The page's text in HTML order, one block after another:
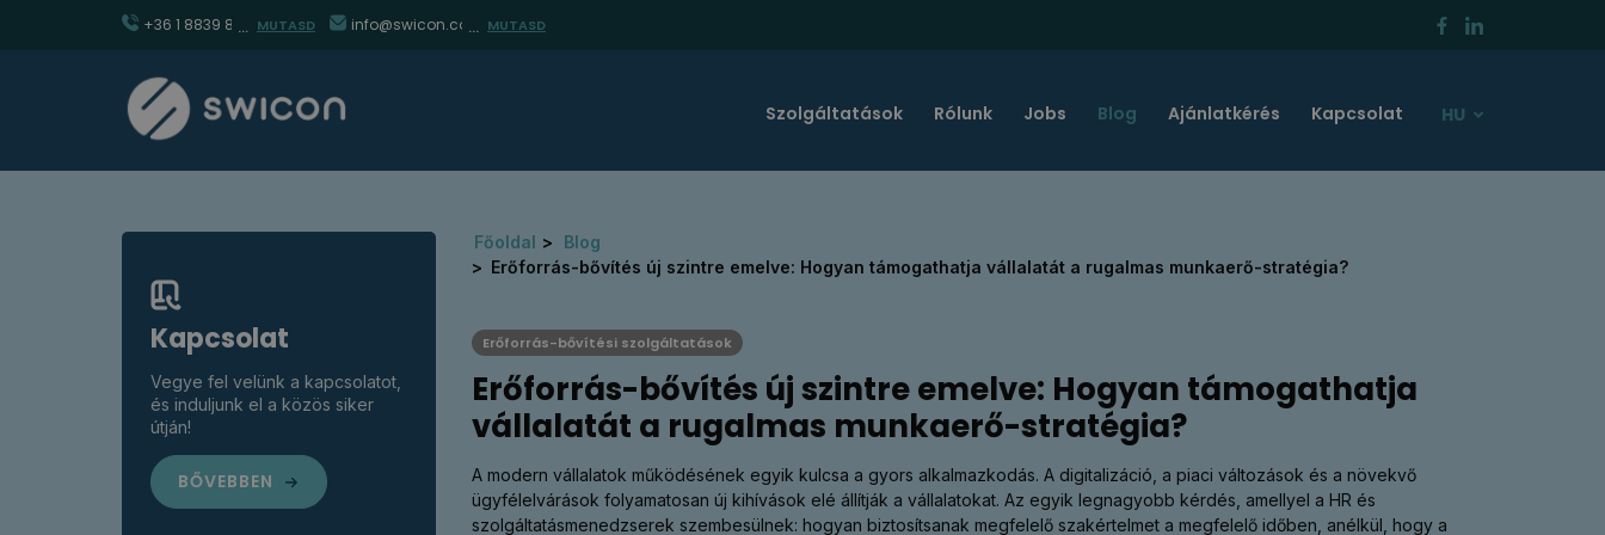
+36 1 8839 860 MUTASD info@swicon.com MUTASD
Szolgáltatások Rólunk Jobs Blog Ajánlatkérés Kapcsolat HU
Kapcsolat
Vegye fel velünk a kapcsolatot,
és induljunk el a közös siker
útján!
BŐVEBBEN
Főoldal
Blog
Erőforrás-bővítés új szintre emelve: Hogyan támogathatja vállalatát a rugalmas munkaerő-stratégia?
Erőforrás-bővítési szolgáltatások
Erőforrás-bővítés új szintre emelve: Hogyan támogathatja
vállalatát a rugalmas munkaerő-stratégia?
A modern vállalatok működésének egyik kulcsa a gyors alkalmazkodás. A digitalizáció, a piaci változások és a növekvő
ügyfélelvárások folyamatosan új kihívások elé állítják a vállalatokat. Az egyik legnagyobb kérdés, amellyel a HR és
szolgáltatásmenedzserek szembesülnek: hogyan biztosítsanak megfelelő szakértelmet a megfelelő időben, anélkül, hogy a